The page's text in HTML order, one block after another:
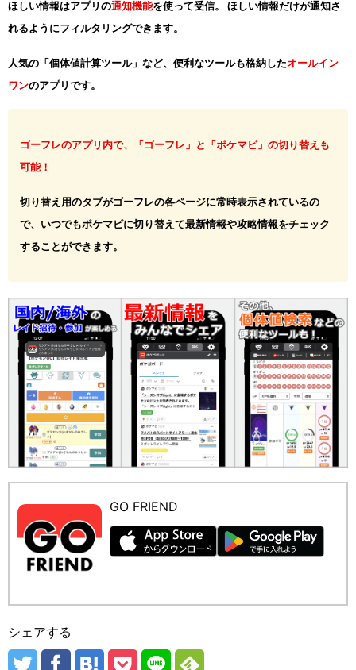
ほしい情報はアプリの通知機能を使って受信。 ほしい情報だけが通知さ
れるようにフィルタリングできます。
人気の「個体値計算ツール」など、便利なツールも格納したオールイン
ワンのアプリです。
ゴーフレのアプリ内で、「ゴーフレ」と「ポケマピ」の切り替えも
可能！
切り替え用のタブがゴーフレの各ページに常時表示されているの
で、いつでもポケマピに切り替えて最新情報や攻略情報をチェック
することができます。
GO FRIEND
シェアする